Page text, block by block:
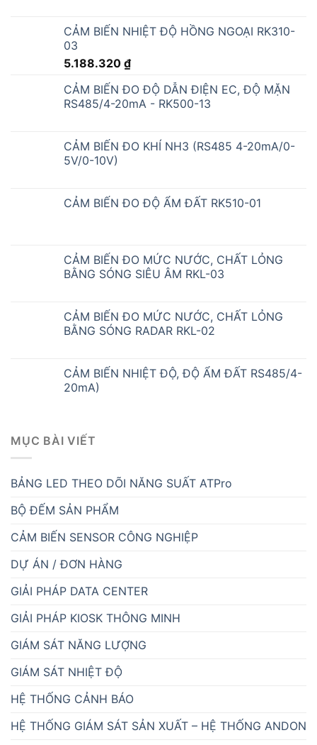
CẢM BIẾN NHIỆT ĐỘ HỒNG NGOẠI RK310-
03
5.188.320 ₫
CẢM BIẾN ĐO ĐỘ DẪN ĐIỆN EC, ĐỘ MẶN
RS485/4-20mA - RK500-13
CẢM BIẾN ĐO KHÍ NH3 (RS485 4-20mA/0-
5V/0-10V)
CẢM BIẾN ĐO ĐỘ ẨM ĐẤT RK510-01
CẢM BIẾN ĐO MỨC NƯỚC, CHẤT LỎNG
BẰNG SÓNG SIÊU ÂM RKL-03
CẢM BIẾN ĐO MỨC NƯỚC, CHẤT LỎNG
BẰNG SÓNG RADAR RKL-02
CẢM BIẾN NHIỆT ĐỘ, ĐỘ ẨM ĐẤT RS485/4-
20mA)
MỤC BÀI VIẾT
BẢNG LED THEO DÕI NĂNG SUẤT ATPro
BỘ ĐẾM SẢN PHẨM
CẢM BIẾN SENSOR CÔNG NGHIỆP
DỰ ÁN / ĐƠN HÀNG
GIẢI PHÁP DATA CENTER
GIẢI PHÁP KIOSK THÔNG MINH
GIÁM SÁT NĂNG LƯỢNG
GIÁM SÁT NHIỆT ĐỘ
HỆ THỐNG CẢNH BÁO
HỆ THỐNG GIÁM SÁT SẢN XUẤT – HỆ THỐNG ANDON